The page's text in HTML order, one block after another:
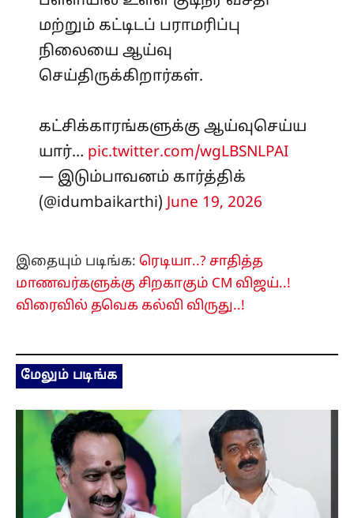
மற்றும் கட்டிடப் பராமரிப்பு
நிலையை ஆய்வு
செய்திருக்கிறார்கள்.
கட்சிக்காரங்களுக்கு ஆய்வுசெய்ய
யார்… pic.twitter.com/wgLBSNLPAI
— இடும்பாவனம் கார்த்திக்
(@idumbaikarthi) June 19, 2026
இதையும் படிங்க: ரெடியா..? சாதித்த
மாணவர்களுக்கு சிறகாகும் CM விஜய்..!
விரைவில் தவெக கல்வி விருது..!
மேலும் படிங்க